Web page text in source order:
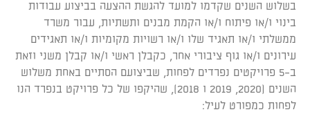
בשלוש השנים שקדמו למועד להגשת ההצעה בביצוע עבודות
בינוי ו/או פיתוח ו/או הקמת מבנים ותשתיות, עבור משרד
ממשלתי ו/או תאגיד שלו ו/או רשויות מקומיות ו/או תאגידים
עירונים ו/או גוף ציבורי אחר, כקבלן ראשי ו/או קבלן משני וזאת
ב-5 פרויקטים נפרדים לפחות, שביצועם הסתיים באחת משלוש
השנים (2020, 2019 ו 2018), שהיקפו של כל פרויקט בנפרד הנו
לפחות כמפורט לעיל: